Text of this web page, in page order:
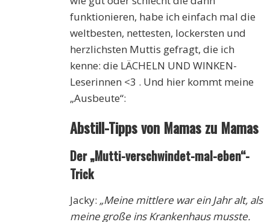
funktionieren, habe ich einfach mal die
weltbesten, nettesten, lockersten und
herzlichsten Muttis gefragt, die ich
kenne: die LÄCHELN UND WINKEN-
Leserinnen <3 . Und hier kommt meine
„Ausbeute“:
Abstill-Tipps von Mamas zu Mamas
Der „Mutti-verschwindet-mal-eben“-
Trick
Jacky: „Meine mittlere war ein Jahr alt, als
meine große ins Krankenhaus musste.